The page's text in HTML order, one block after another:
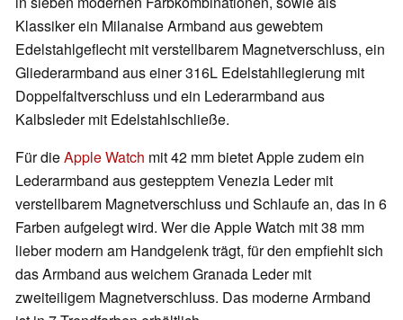
Klassiker ein Milanaise Armband aus gewebtem
Edelstahlgeflecht mit verstellbarem Magnetverschluss, ein
Gliederarmband aus einer 316L Edelstahllegierung mit
Doppelfaltverschluss und ein Lederarmband aus
Kalbsleder mit Edelstahlschließe.
Für dieApple Watch mit 42 mm bietet Apple zudem ein
Lederarmband aus gestepptem Venezia Leder mit
verstellbarem Magnetverschluss und Schlaufe an, das in 6
Farben aufgelegt wird. Wer die Apple Watch mit 38 mm
lieber modern am Handgelenk trägt, für den empfiehlt sich
das Armband aus weichem Granada Leder mit
zweiteiligem Magnetverschluss. Das moderne Armband